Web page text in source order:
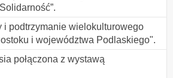
i podtrzymanie wielokulturowego
i województwa Podlaskiego".
połączona z wystawą